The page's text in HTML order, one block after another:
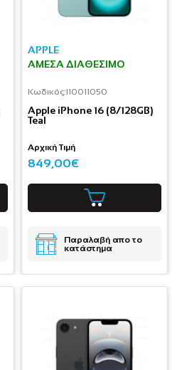
APPLE
ΆΜΕΣΑ ΔΙΑΘΈΣΙΜΟ
Κωδικός:I10011050
Apple iPhone 16 (8/128GB)
Teal
Αρχική Τιμή
849,00€
Παραλαβή απο το
κατάστημα